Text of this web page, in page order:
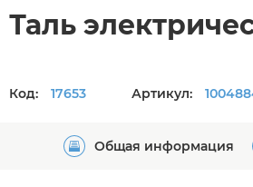
Таль
Код: 17653 Артикул:
Общая информация